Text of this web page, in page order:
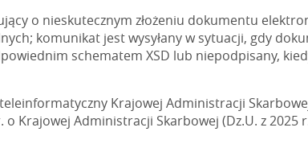
o nieskutecznym złożeniu dokumentu
komunikat jest wysyłany w sytuacji, gdy
schematem XSD lub niepodpisany,
Krajowej Administracji
Krajowej Administracji Skarbowej (Dz.U. z 2025